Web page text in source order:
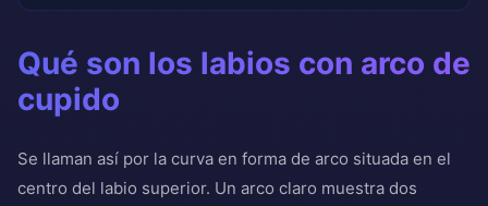
Qué son los labios con arco de
cupido
Se llaman así por la curva en forma de arco situada en el
centro del labio superior. Un arco claro muestra dos